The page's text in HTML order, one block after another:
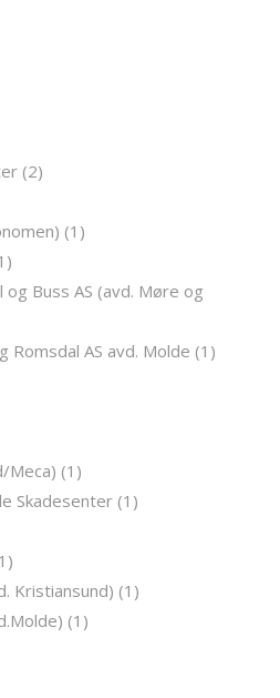
(2)
(1)
Buss AS (avd. Møre og
Romsdal AS avd. Molde (1)
Meca) (1)
Skadesenter (1)
Kristiansund) (1)
(1)